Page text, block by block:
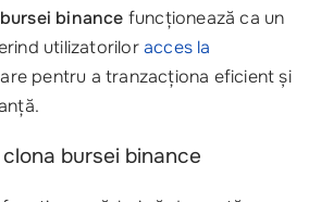
binance funcționează ca un
utilizatoriloracces la
pentru a tranzacționa eficient și
bursei binance